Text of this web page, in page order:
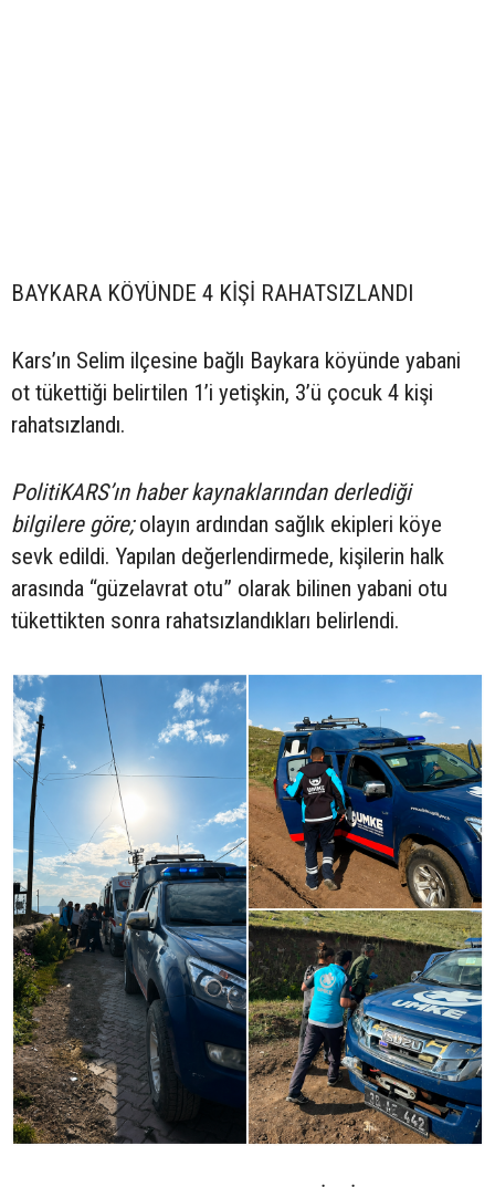
BAYKARA KÖYÜNDE 4 KİŞİ RAHATSIZLANDI
Kars’ın Selim ilçesine bağlı Baykara köyünde yabani
ot tükettiği belirtilen 1’i yetişkin, 3’ü çocuk 4 kişi
rahatsızlandı.
PolitiKARS’ın haber kaynaklarından derlediği
bilgilere göre;olayın ardından sağlık ekipleri köye
sevk edildi. Yapılan değerlendirmede, kişilerin halk
arasında “güzelavrat otu” olarak bilinen yabani otu
tükettikten sonra rahatsızlandıkları belirlendi.